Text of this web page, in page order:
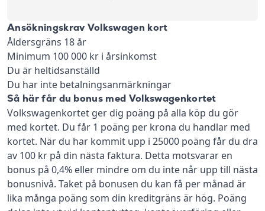
Ansökningskrav Volkswagen kort
Åldersgräns 18 år
Minimum 100 000 kr i årsinkomst
Du är heltidsanställd
Du har inte betalningsanmärkningar
Så här får du bonus med Volkswagenkortet
Volkswagenkortet ger dig poäng på alla köp du gör
med kortet. Du får 1 poäng per krona du handlar med
kortet. När du har kommit upp i 25000 poäng får du dra
av 100 kr på din nästa faktura. Detta motsvarar en
bonus på 0,4% eller mindre om du inte når upp till nästa
bonusnivå. Taket på bonusen du kan få per månad är
lika många poäng som din kreditgräns är hög. Poäng